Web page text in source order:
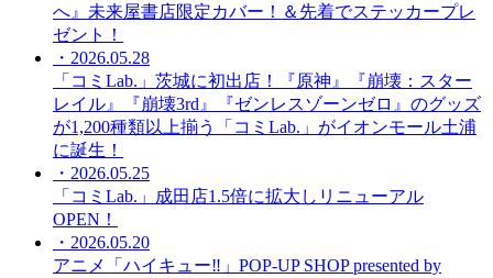
へ』未来屋書店限定カバー！＆先着でステッカープレ
ゼント！
・2026.05.28
「コミLab.」茨城に初出店！『原神』『崩壊：スター
レイル』『崩壊3rd』『ゼンレスゾーンゼロ』のグッズ
が1,200種類以上揃う「コミLab.」がイオンモール土浦
に誕生！
・2026.05.25
「コミLab.」成田店1.5倍に拡大しリニューアル
OPEN！
・2026.05.20
アニメ「ハイキュー‼」POP-UP SHOP presented by